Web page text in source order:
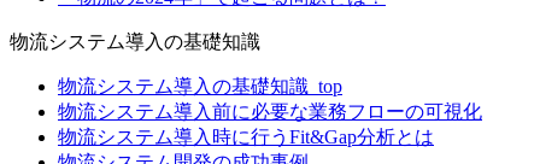
物流システム導入の基礎知識
物流システム導入の基礎知識_top
物流システム導入前に必要な業務フローの可視化
物流システム導入時に行うFit&Gap分析とは